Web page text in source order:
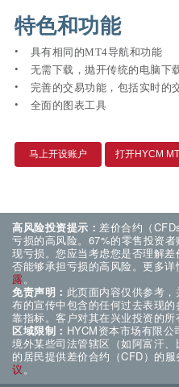
特色和功能
具有相同的MT4导航和功能
无需下载，抛开传统的电脑下
完善的交易功能，包括实时的
全面的图表工具
马上开设账户 打开HYCM
高风险投资提示： 差价合约（
亏损的高风险。67%的零售投资
现亏损。您应当考虑您是否理解
否能够承担亏损的高风险。更多
露。
免责声明： 此页面内容仅供参考
布的宣传中包含的任何过去表现
靠指标。客户对其在兴业投资的所
区域限制： HYCM资本市场有限
境外某些司法管辖区（如阿富汗、
的居民提供差价合约（CFD）的
议。